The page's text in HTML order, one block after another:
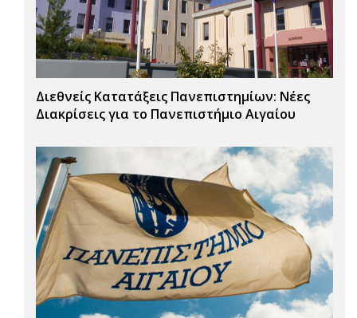
Διεθνείς Κατατάξεις Πανεπιστημίων: Νέες
Διακρίσεις για το Πανεπιστήμιο Αιγαίου